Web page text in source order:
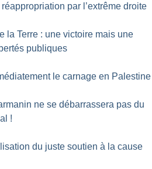
par l’extrême droite
la Terre : une victoire mais une
publiques
le carnage en Palestine
ne se débarrassera pas du
!
du juste soutien à la cause